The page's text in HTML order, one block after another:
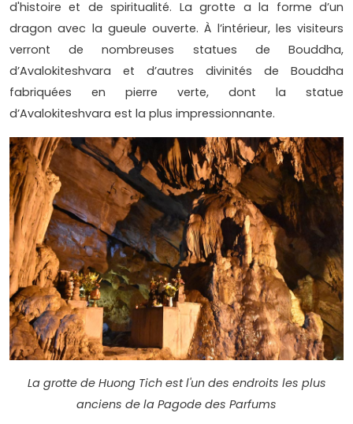
d'histoire et de spiritualité. La grotte a la forme d’un
dragon avec la gueule ouverte. À l’intérieur, les visiteurs
verront de nombreuses statues de Bouddha,
d’Avalokiteshvara et d’autres divinités de Bouddha
fabriquées en pierre verte, dont la statue
d’Avalokiteshvara est la plus impressionnante.
La grotte de Huong Tich est l'un des endroits les plus
anciens de la Pagode des Parfums